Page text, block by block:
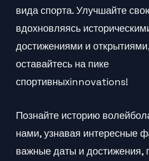
вида спорта. Улучшайте
вдохновляясь
достижениями и
оставайтесь на пике
спортивныхinnovations!
Познайте историю
нами, узнавая интересные
важные даты и достижения,